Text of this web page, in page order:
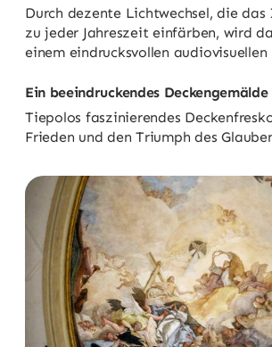
Durch dezente Lichtwechsel, die das
zu jeder Jahreszeit einfärben, wird
einem eindrucksvollen audiovisuellen
Ein beeindruckendes Deckengemälde
Tiepolos faszinierendes
Frieden und den Triumph des